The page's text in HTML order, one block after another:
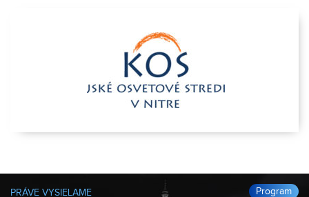
Program
PRÁVE VYSIELAME